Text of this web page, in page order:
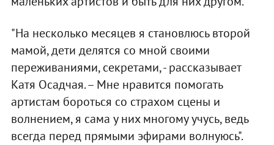
"На несколько месяцев я становлюсь второй
мамой, дети делятся со мной своими
переживаниями, секретами, - рассказывает
Катя Осадчая. – Мне нравится помогать
артистам бороться со страхом сцены и
волнением, я сама у них многому учусь, ведь
всегда перед прямыми эфирами волнуюсь".